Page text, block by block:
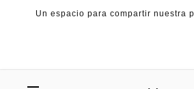
Un espacio para compartir nuestra